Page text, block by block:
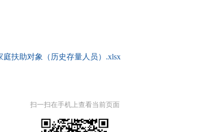
扶助对象（历史存量人员）.xlsx
扫一扫在手机上查看当前页面